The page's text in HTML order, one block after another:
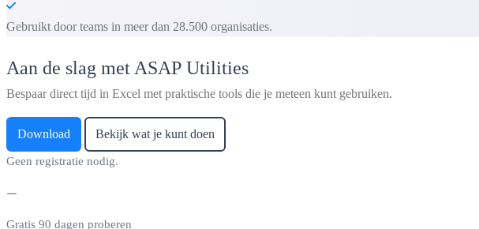
Gebruikt door teams in meer dan 28.500 organisaties.
Aan de slag met ASAP Utilities
Bespaar direct tijd in Excel met praktische tools die je meteen kunt gebruiken.
Download Bekijk wat je kunt doen
Geen registratie nodig.
Gratis 90 dagen proberen